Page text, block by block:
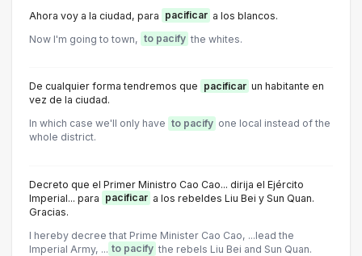
Ahora voy a la ciudad, para pacificar a los blancos.
Now I'm going to town, to pacify the whites.
De cualquier forma tendremos que pacificar un habitante en
vez de la ciudad.
In which case we'll only have to pacify one local instead of the
whole district.
Decreto que el Primer Ministro Cao Cao... dirija el Ejército
Imperial... para pacificar a los rebeldes Liu Bei y Sun Quan.
Gracias.
I hereby decree that Prime Minister Cao Cao, ...lead the
Imperial Army, ... to pacify the rebels Liu Bei and Sun Quan.